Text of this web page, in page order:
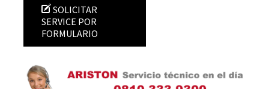
SOLICITAR
SERVICE POR
FORMULARIO